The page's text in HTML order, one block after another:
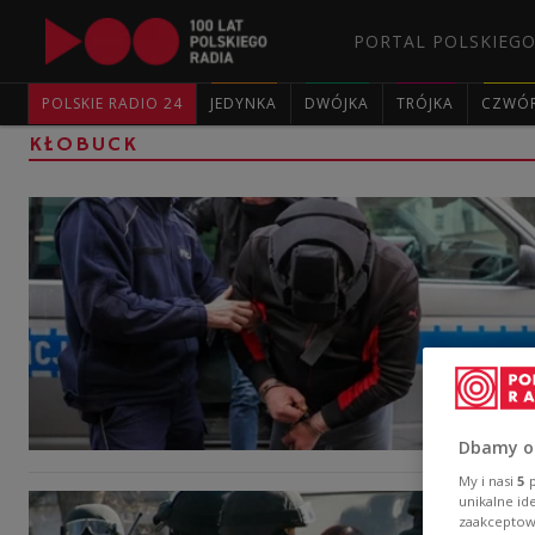
PORTAL
POLSKIE RADIO 24 JEDYNKA DWÓJKA TRÓJKA
KŁOBUCK
Dbamy
My i nasi 5
unikalne